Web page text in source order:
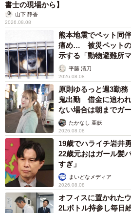
書士の現場から】
山下 静香
2026.08.08
熊本地震でペット同
痛め… 被災ペットの
示する「動物避難所
平藤 清刀
2026.08.08
原則ゆるっと週3勤
鬼出勤 借金に追わ
ない場合は朝までガ
ストに取材】
たかなし 亜妖
2026.08.08
19歳でハライチ岩井
22歳元おはガール髪
すぎ」
まいどなメディア
2026.08.08
オフィスに置かれた
2Lボトル持参し毎日